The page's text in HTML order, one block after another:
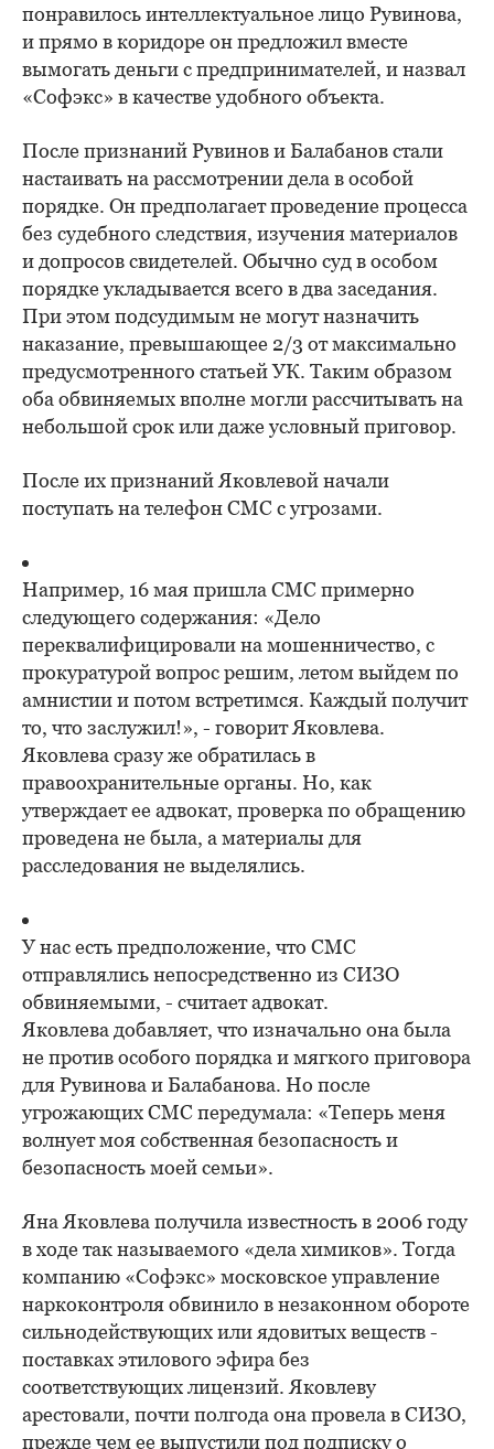
понравилось интеллектуальное лицо Рувинова,
и прямо в коридоре он предложил вместе
вымогать деньги с предпринимателей, и назвал
«Софэкс» в качестве удобного объекта.
После признаний Рувинов и Балабанов стали
настаивать на рассмотрении дела в особой
порядке. Он предполагает проведение процесса
без судебного следствия, изучения материалов
и допросов свидетелей. Обычно суд в особом
порядке укладывается всего в два заседания.
При этом подсудимым не могут назначить
наказание, превышающее 2/3 от максимально
предусмотренного статьей УК. Таким образом
оба обвиняемых вполне могли рассчитывать на
небольшой срок или даже условный приговор.
После их признаний Яковлевой начали
поступать на телефон СМС с угрозами.
Например, 16 мая пришла СМС примерно
следующего содержания: «Дело
переквалифицировали на мошенничество, с
прокуратурой вопрос решим, летом выйдем по
амнистии и потом встретимся. Каждый получит
то, что заслужил!», - говорит Яковлева.
Яковлева сразу же обратилась в
правоохранительные органы. Но, как
утверждает ее адвокат, проверка по обращению
проведена не была, а материалы для
расследования не выделялись.
У нас есть предположение, что СМС
отправлялись непосредственно из СИЗО
обвиняемыми, - считает адвокат.
Яковлева добавляет, что изначально она была
не против особого порядка и мягкого приговора
для Рувинова и Балабанова. Но после
угрожающих СМС передумала: «Теперь меня
волнует моя собственная безопасность и
безопасность моей семьи».
Яна Яковлева получила известность в 2006 году
в ходе так называемого «дела химиков». Тогда
компанию «Софэкс» московское управление
наркоконтроля обвинило в незаконном обороте
сильнодействующих или ядовитых веществ -
поставках этилового эфира без
соответствующих лицензий. Яковлеву
арестовали, почти полгода она провела в СИЗО,
прежде чем ее выпустили под подписку о